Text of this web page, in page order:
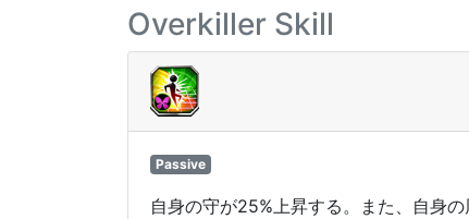
Overkiller Skill
Passive
自身の守が25%上昇する。また、自身